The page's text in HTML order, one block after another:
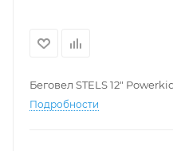
Беговел STELS 12"
Подробности